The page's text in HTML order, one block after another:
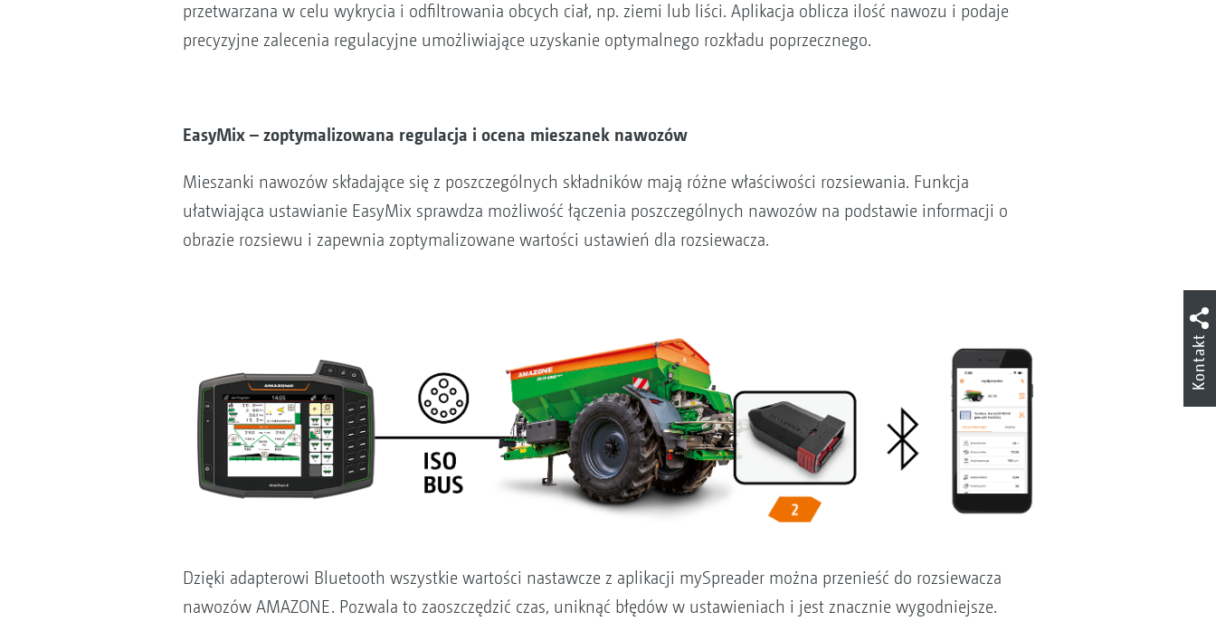
przetwarzana w celu wykrycia i odfiltrowania obcych ciał, np. ziemi lub liści. Aplikacja oblicza ilość nawozu i podaje
precyzyjne zalecenia regulacyjne umożliwiające uzyskanie optymalnego rozkładu poprzecznego.
EasyMix – zoptymalizowana regulacja i ocena mieszanek nawozów
Mieszanki nawozów składające się z poszczególnych składników mają różne właściwości rozsiewania. Funkcja
ułatwiająca ustawianie EasyMix sprawdza możliwość łączenia poszczególnych nawozów na podstawie informacji o
obrazie rozsiewu i zapewnia zoptymalizowane wartości ustawień dla rozsiewacza.
Dzięki adapterowi Bluetooth wszystkie wartości nastawcze z aplikacji mySpreader można przenieść do rozsiewacza
nawozów AMAZONE. Pozwala to zaoszczędzić czas, uniknąć błędów w ustawieniach i jest znacznie wygodniejsze.
Kontakt